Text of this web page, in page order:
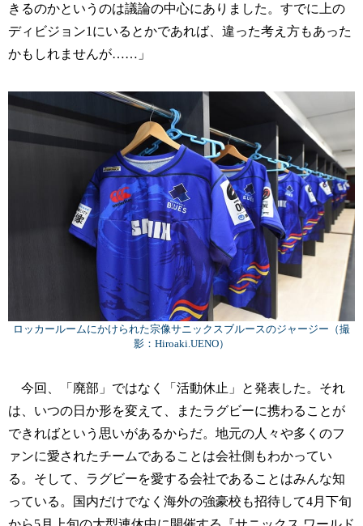
きるのかというのは議論の中心にありました。すでに上の
ディビジョン1にいるとかであれば、違った考え方もあった
かもしれませんが……」
ロッカールームにかけられた宗像サニックスブルースのジャージー（撮
影：Hiroaki.UENO）
今回、「廃部」ではなく「活動休止」と発表した。それ
は、いつの日か形を変えて、またラグビーに携わることが
できればという思いがあるからだ。地元の人々や多くのフ
ァンに愛されたチームであることは会社側もわかってい
る。そして、ラグビーを愛する会社であることはみんな知
っている。国内だけでなく海外の強豪校も招待して4月下旬